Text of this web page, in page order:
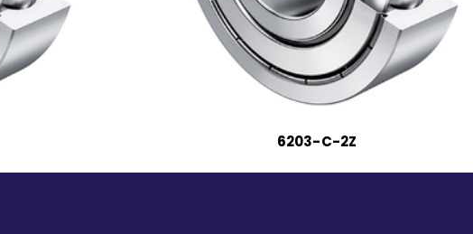
6203-C-2Z